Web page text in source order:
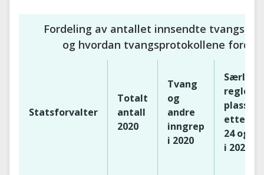
Fordeling av antallet innsendte
og hvordan tvangsprotokollene
Statsforvalter
Totalt
antall
2020
Tvang
og
andre
inngrep
i 2020
Særlige
regler
etter §§
24 og 4-
i 2020